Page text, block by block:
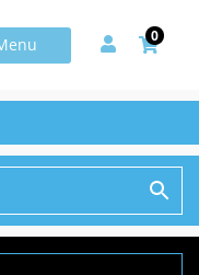
0